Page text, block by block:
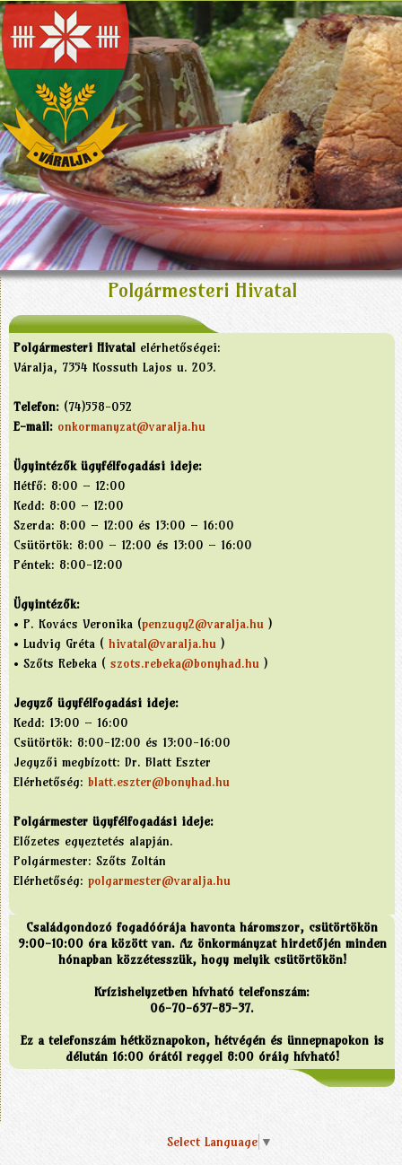
Polgármesteri Hivatal
Polgármesteri Hivatal elérhetőségei:
Váralja, 7354 Kossuth Lajos u. 203.
Telefon: (74)558-052
E-mail: onkormanyzat@varalja.hu
Ügyintézők ügyfélfogadási ideje:
Hétfő: 8:00 – 12:00
Kedd: 8:00 – 12:00
Szerda: 8:00 – 12:00 és 13:00 – 16:00
Csütörtök: 8:00 – 12:00 és 13:00 – 16:00
Péntek: 8:00-12:00
Ügyintézők:
• P. Kovács Veronika (penzugy2@varalja.hu )
• Ludvig Gréta ( hivatal@varalja.hu )
• Szőts Rebeka ( szots.rebeka@bonyhad.hu )
Jegyző ügyfélfogadási ideje:
Kedd: 13:00 – 16:00
Csütörtök: 8:00-12:00 és 13:00-16:00
Jegyzői megbízott: Dr. Blatt Eszter
Elérhetőség: blatt.eszter@bonyhad.hu
Polgármester ügyfélfogadási ideje:
Előzetes egyeztetés alapján.
Polgármester: Szőts Zoltán
Elérhetőség: polgarmester@varalja.hu
Családgondozó fogadóórája havonta háromszor, csütörtökön
9:00-10:00 óra között van. Az önkormányzat hirdetőjén minden
hónapban közzétesszük, hogy melyik csütörtökön!
Krízishelyzetben hívható telefonszám:
06-70-637-85-37.
Ez a telefonszám hétköznapokon, hétvégén és ünnepnapokon is
délután 16:00 órától reggel 8:00 óráig hívható!
Select Language ▼